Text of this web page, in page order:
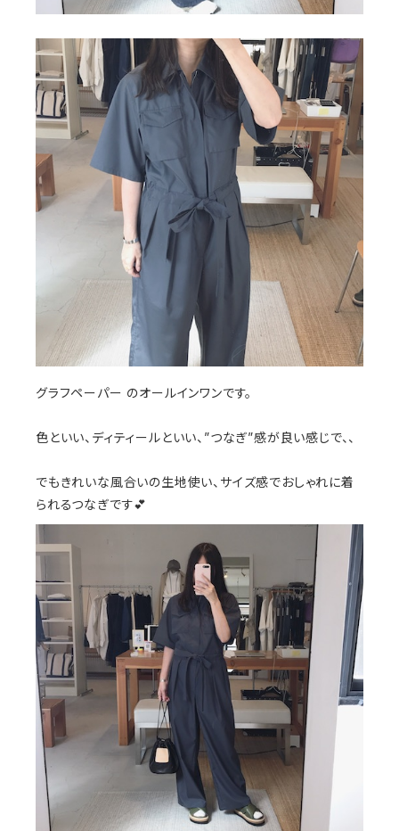
グラフペーパー のオールインワンです。
色といい、ディティールといい、”つなぎ”感が良い感じで、、
でもきれいな風合いの生地使い、サイズ感でおしゃれに着
られるつなぎです💕